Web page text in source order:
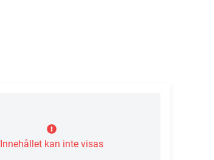
Innehållet kan inte visas